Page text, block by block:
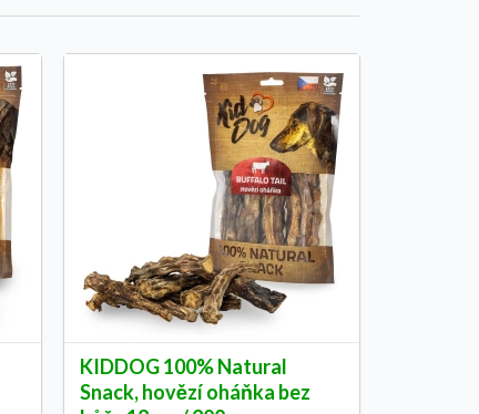
KIDDOG 100% Natural
Snack, hovězí oháňka bez